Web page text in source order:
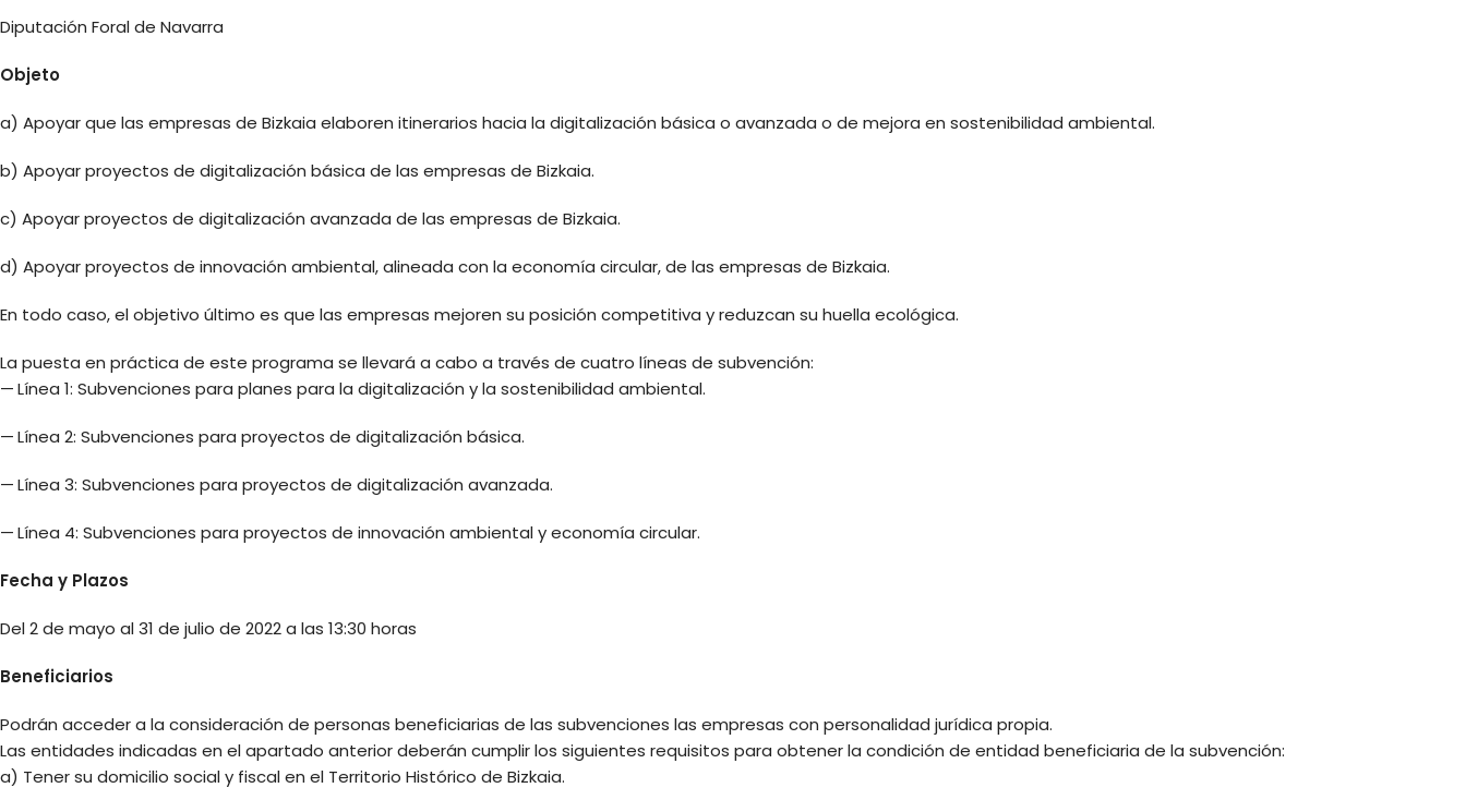
Diputación Foral de Navarra
Objeto
a) Apoyar que las empresas de Bizkaia elaboren itinerarios hacia la digitalización básica o avanzada o de mejora en sostenibilidad ambiental.
b) Apoyar proyectos de digitalización básica de las empresas de Bizkaia.
c) Apoyar proyectos de digitalización avanzada de las empresas de Bizkaia.
d) Apoyar proyectos de innovación ambiental, alineada con la economía circular, de las empresas de Bizkaia.
En todo caso, el objetivo último es que las empresas mejoren su posición competitiva y reduzcan su huella ecológica.
La puesta en práctica de este programa se llevará a cabo a través de cuatro líneas de subvención:
— Línea 1: Subvenciones para planes para la digitalización y la sostenibilidad ambiental.
— Línea 2: Subvenciones para proyectos de digitalización básica.
— Línea 3: Subvenciones para proyectos de digitalización avanzada.
— Línea 4: Subvenciones para proyectos de innovación ambiental y economía circular.
Fecha y Plazos
Del 2 de mayo al 31 de julio de 2022 a las 13:30 horas
Beneficiarios
Podrán acceder a la consideración de personas beneficiarias de las subvenciones las empresas con personalidad jurídica propia.
Las entidades indicadas en el apartado anterior deberán cumplir los siguientes requisitos para obtener la condición de entidad beneficiaria de la subvención:
a) Tener su domicilio social y fiscal en el Territorio Histórico de Bizkaia.